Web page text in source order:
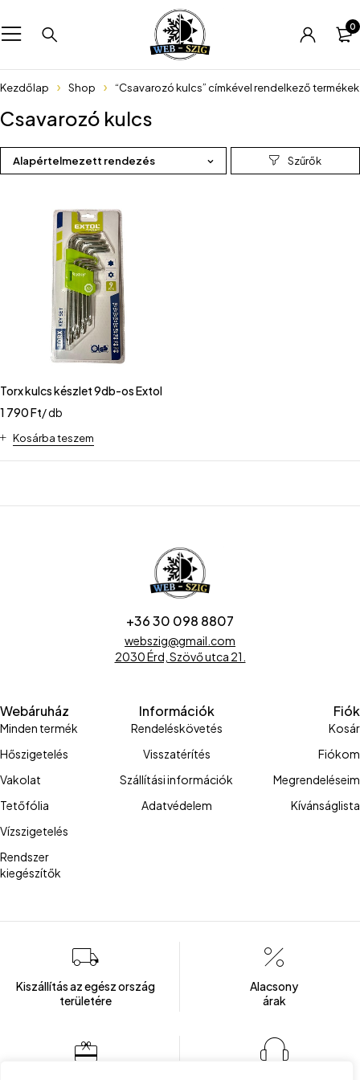
0
Kezdőlap Shop “Csavarozó kulcs” címkével rendelkező termékek
Csavarozó kulcs
Alapértelmezett rendezés
Torx kulcs készlet 9db-os Extol
1 790Ft/ db
Kosárba teszem
+36 30 098 8807
webszig@gmail.com
2030 Érd, Szövő utca 21.
Webáruház
Minden termék
Hőszigetelés
Vakolat
Tetőfólia
Vízszigetelés
Rendszer
kiegészítők
Információk
Rendeléskövetés
Visszatérítés
Szállítási információk
Adatvédelem
Fiók
Kosár
Fiókom
Megrendeléseim
Kívánságlista
Kiszállítás az egész ország
területére
Alacsony
árak